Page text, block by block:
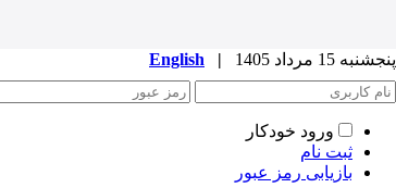
پنجشنبه 15 مرداد 1405 |
English
ورود خودکار
ثبت نام
بازیابی رمز عبور